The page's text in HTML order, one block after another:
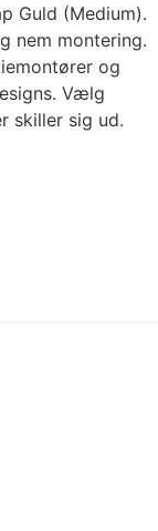
Guld (Medium).
nem montering.
og
Vælg
skiller sig ud.